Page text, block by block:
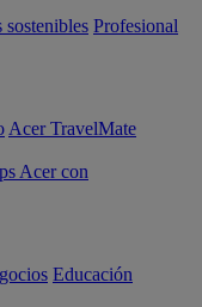
sostenibles Profesional
Acer TravelMate
Acer con
Educación